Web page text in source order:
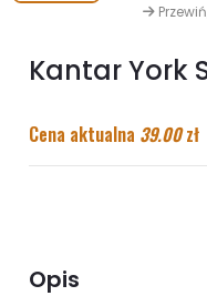
Kantar York
Cena aktualna 39.00zł
Opis